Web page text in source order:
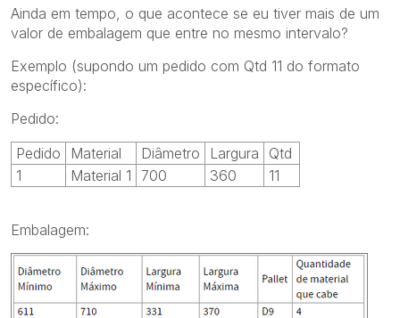
Ainda em tempo, o que acontece se eu tiver mais de um
valor de embalagem que entre no mesmo intervalo?
Exemplo (supondo um pedido com Qtd 11 do formato
específico):
Pedido:
Pedido
Material Diâmetro Largura
Qtd
1
Material 1 700 360 11
Embalagem: